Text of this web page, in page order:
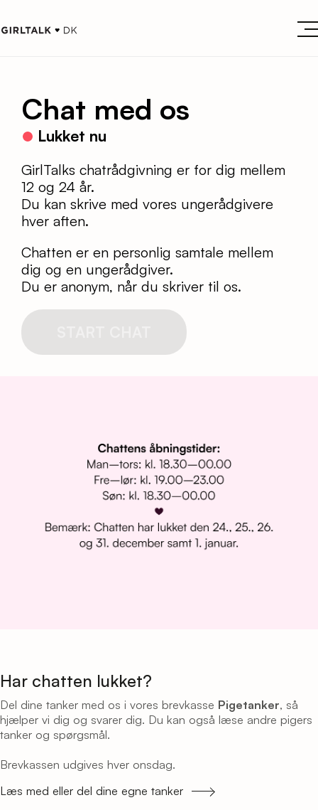
Har chatten lukket?
Del dine tanker med os i vores brevkasse Pigetanker, så
hjælper vi dig og svarer dig. Du kan også læse andre pigers
tanker og spørgsmål.
Brevkassen udgives hver onsdag.
Læs med eller del dine egne tanker